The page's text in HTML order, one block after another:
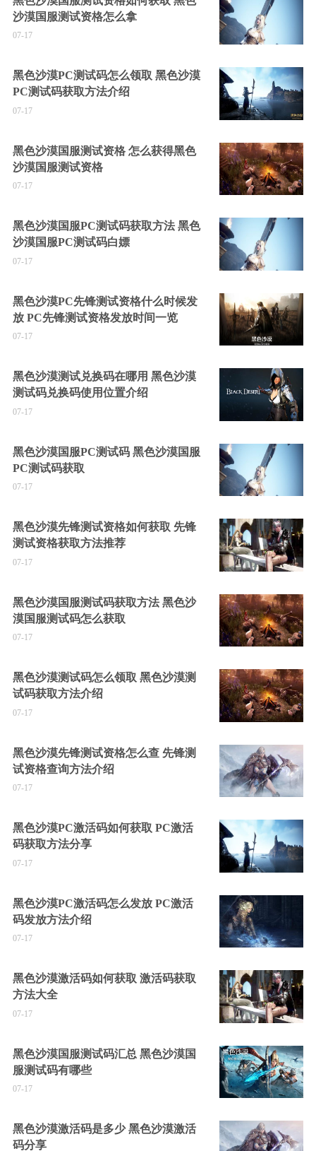
沙漠国服测试资格怎么拿
07-17
黑色沙漠PC测试码怎么领取 黑色沙漠
PC测试码获取方法介绍
07-17
黑色沙漠国服测试资格 怎么获得黑色
沙漠国服测试资格
07-17
黑色沙漠国服PC测试码获取方法 黑色
沙漠国服PC测试码白嫖
07-17
黑色沙漠PC先锋测试资格什么时候发
放 PC先锋测试资格发放时间一览
07-17
黑色沙漠测试兑换码在哪用 黑色沙漠
测试码兑换码使用位置介绍
07-17
黑色沙漠国服PC测试码 黑色沙漠国服
PC测试码获取
07-17
黑色沙漠先锋测试资格如何获取 先锋
测试资格获取方法推荐
07-17
黑色沙漠国服测试码获取方法 黑色沙
漠国服测试码怎么获取
07-17
黑色沙漠测试码怎么领取 黑色沙漠测
试码获取方法介绍
07-17
黑色沙漠先锋测试资格怎么查 先锋测
试资格查询方法介绍
07-17
黑色沙漠PC激活码如何获取 PC激活
码获取方法分享
07-17
黑色沙漠PC激活码怎么发放 PC激活
码发放方法介绍
07-17
黑色沙漠激活码如何获取 激活码获取
方法大全
07-17
黑色沙漠国服测试码汇总 黑色沙漠国
服测试码有哪些
07-17
黑色沙漠激活码是多少 黑色沙漠激活
码分享